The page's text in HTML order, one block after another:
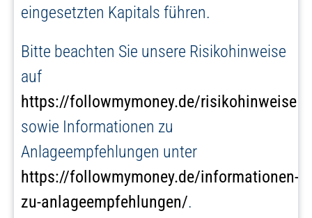
eingesetzten Kapitals führen.
Bitte beachten Sie unsere Risikohinweise
auf
https://followmymoney.de/risikohinweise
sowie Informationen zu
Anlageempfehlungen unter
https://followmymoney.de/informationen-
zu-anlageempfehlungen/.